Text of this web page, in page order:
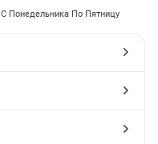
С Понедельника По Пятницу